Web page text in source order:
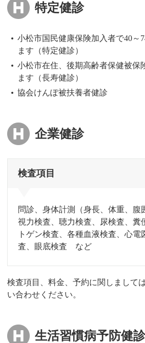
特定健診
小松市国民健康保険加入者で40～
ます（特定健診）
小松市在住、後期高齢者保健被保
ます（長寿健診）
協会けんぽ被扶養者健診
企業健診
検査項目
問診、身体計測（身長、体重、腹
視力検査、聴力検査、尿検査、糞
トゲン検査、 各種血液検査、心電
査、眼底検査 など
検査項目、料金、予約に関しまして
い合わせください。
生活習慣病予防健診